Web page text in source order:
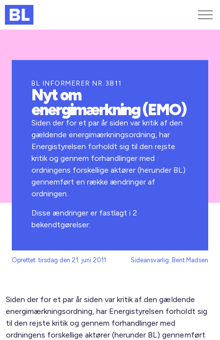
Kurser og arrangementer
Jobportalen
BL INFORMERER NR.3811
Nyt om
energimærkning (EMO)
Siden der for et par år siden var kritik af den
gældende energimærkningsordning, har
Energistyrelsen forholdt sig til den rejste
kritik og gennem forhandlinger med
ordningens forskellige aktører (herunder BL)
gennemført en række ændringer af
ordningen.
Disse ændringer er fastlagt i 2
bekendtgørelser:
Oprettet: tirsdag den 21. juni 2011 Sideansvarlig: Bent Madsen
Siden der for et par år siden var kritik af den gældende
energimærkningsordning, har Energistyrelsen forholdt sig
til den rejste kritik og gennem forhandlinger med
ordningens forskellige aktører (herunder BL) gennemført